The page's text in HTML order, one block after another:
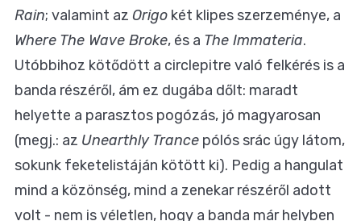
Rain; valamint az Origo két klipes szerzeménye, a
Where The Wave Broke, és a The Immateria.
Utóbbihoz kötődött a circlepitre való felkérés is a
banda részéről, ám ez dugába dőlt: maradt
helyette a parasztos pogózás, jó magyarosan
(megj.: az Unearthly Trance pólós srác úgy látom,
sokunk feketelistáján kötött ki). Pedig a hangulat
mind a közönség, mind a zenekar részéről adott
volt - nem is véletlen, hogy a banda már helyben